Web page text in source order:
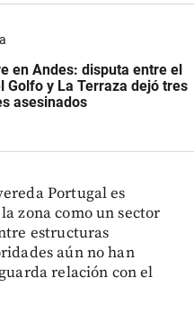
en Andes: disputa entre el
Golfo y La Terraza dejó tres
asesinados
Portugal es
zona como un sector
estructuras
aún no han
relación con el